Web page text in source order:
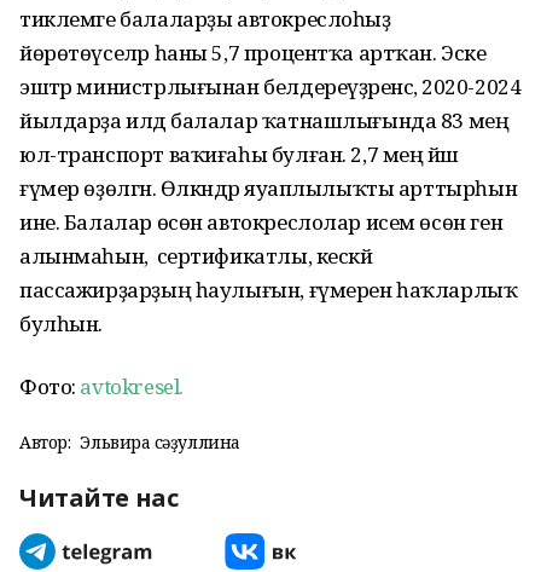
тиклемге балаларҙы автокреслоһыҙ
йөрөтөүселәр һаны 5,7 процентҡа артҡан. Эске
эштәр министрлығынан белдереүҙәренсә, 2020-2024
йылдарҙа илдә балалар ҡатнашлығында 83 мең
юл-транспорт ваҡиғаһы булған. 2,7 мең йәш
ғүмер өҙөлгән. Өлкәндәр яуаплылыҡты арттырһын
ине. Балалар өсөн автокреслолар исем өсөн генә
алынмаһын, ә сертификатлы, кескәй
пассажирҙарҙың һаулығын, ғүмерен һаҡларлыҡ
булһын.
Фото: avtokresel.
Автор: Эльвира Әсәҙуллина
Читайте нас